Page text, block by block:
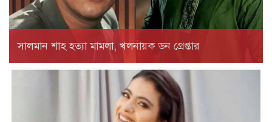
সালমান শাহ হত্যা মামলা, খলনায়ক ডন গ্রেপ্তার